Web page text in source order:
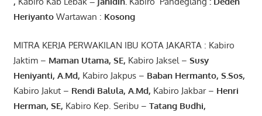
Heriyanto Wartawan : Kosong
MITRA KERJA PERWAKILAN IBU KOTA JAKARTA : Kabiro
Jaktim – Maman Utama, SE, Kabiro Jaksel – Susy
Heniyanti, A.Md, Kabiro Jakpus – Baban Hermanto, S.Sos,
Kabiro Jakut – Rendi Balula, A.Md, Kabiro Jakbar – Henri
Herman, SE, Kabiro Kep. Seribu – Tatang Budhi,